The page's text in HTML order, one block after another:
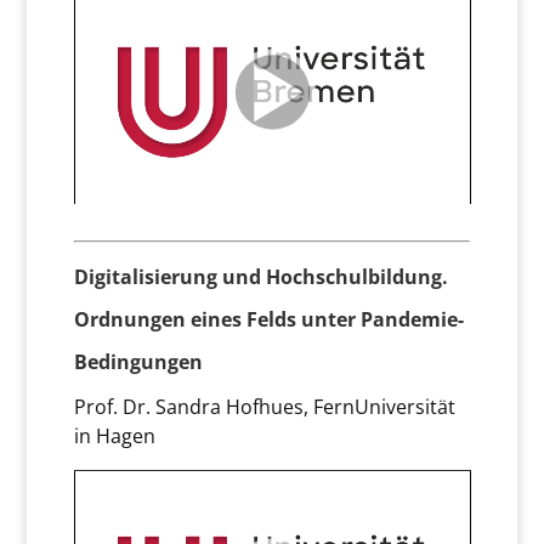
Digitalisierung und Hochschulbildung.
Ordnungen eines Felds unter Pandemie-
Bedingungen
Prof. Dr. Sandra Hofhues, FernUniversität
in Hagen